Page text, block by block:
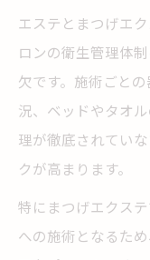
エステとまつげエ
ロンの衛生管理体
欠です。施術ごと
況、ベッドやタオ
理が徹底されてい
クが高まります。
特にまつげエクス
への施術となるた